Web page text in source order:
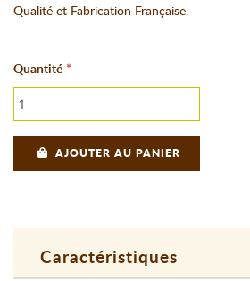
Qualité et Fabrication Française.
Quantité
AJOUTER AU PANIER
Caractéristiques